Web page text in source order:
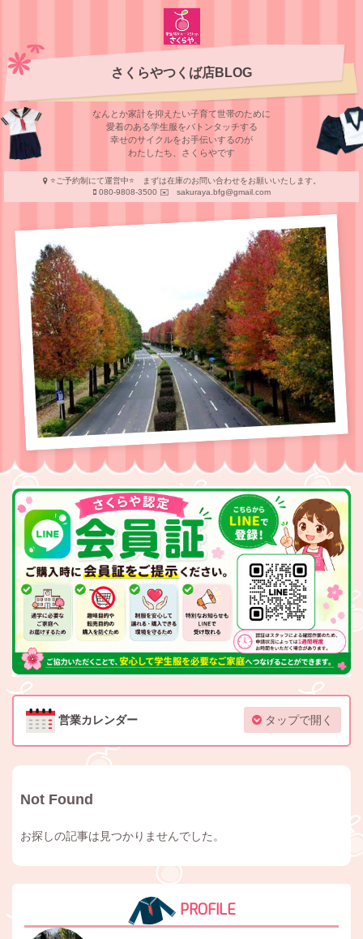
さくらやつくば店BLOG
なんとか家計を抑えたい子育て世帯のために
愛着のある学⽣服をバトンタッチする
幸せのサイクルをお⼿伝いするのが
わたしたち、さくらやです
⭐️ご予約制にて運営中⭐️ まずは在庫のお問い合わせをお願いいたします。
080-9808-3500 ✉️ sakuraya.bfg@gmail.com
営業カレンダー タップで開く
Not Found
お探しの記事は見つかりませんでした。
PROFILE